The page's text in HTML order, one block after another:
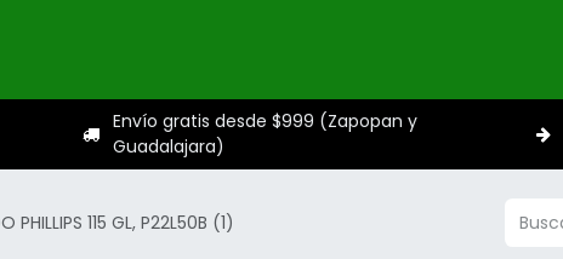
Envío gratis desde $999 (Zapopan y
Guadalajara)
PHILLIPS 115 GL, P22L50B (1)